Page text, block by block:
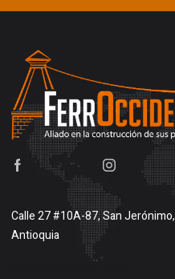
Calle 27 #10A-87, San Jerónimo,
Antioquia